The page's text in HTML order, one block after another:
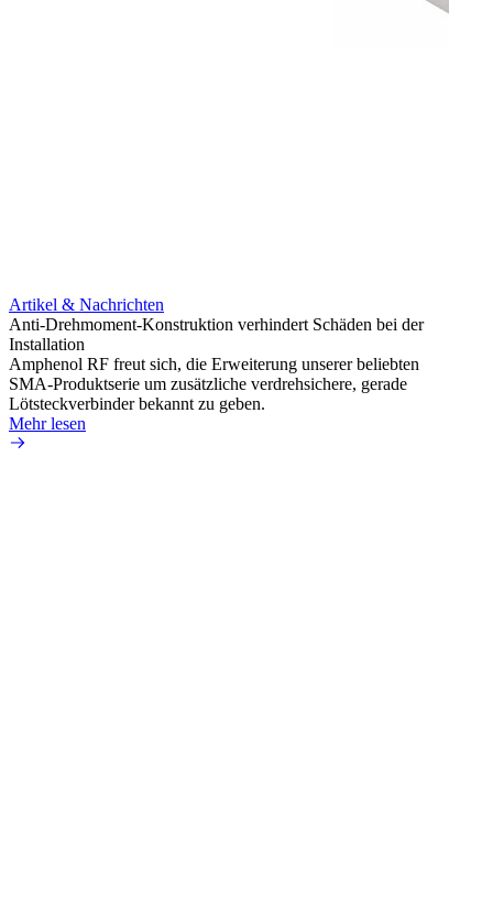
Artikel & Nachrichten
Anti-Drehmoment-Konstruktion verhindert Schäden bei der
Installation
Amphenol RF freut sich, die Erweiterung unserer beliebten
SMA-Produktserie um zusätzliche verdrehsichere, gerade
Lötsteckverbinder bekannt zu geben.
Mehr lesen